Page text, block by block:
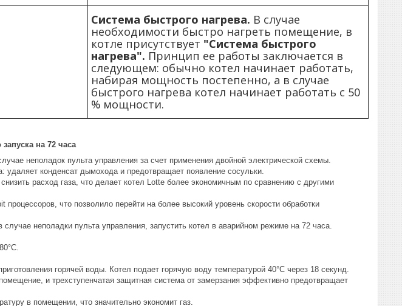
Система быстрого нагрева. В случае
необходимости быстро нагреть помещение, в
котле присутствует "Система быстрого
нагрева". Принцип ее работы заключается в
следующем: обычно котел начинает работать,
набирая мощность постепенно, а в случае
быстрого нагрева котел начинает работать с 50
% мощности.
на 72 часа
неполадок пульта управления за счет применения двойной электрической схемы.
удаляет конденсат дымохода и предотвращает появление сосульки.
расход газа, что делает котел Lotte более экономичным по сравнению с другими
процессоров, что позволило перейти на более высокий уровень скорости обработки
неполадки пульта управления, запустить котел в аварийном режиме на 72 часа.
горячей воды. Котел подает горячую воду температурой 40°С через 18 секунд.
и трехступенчатая защитная система от замерзания эффективно предотвращает
в помещении, что значительно экономит газ.